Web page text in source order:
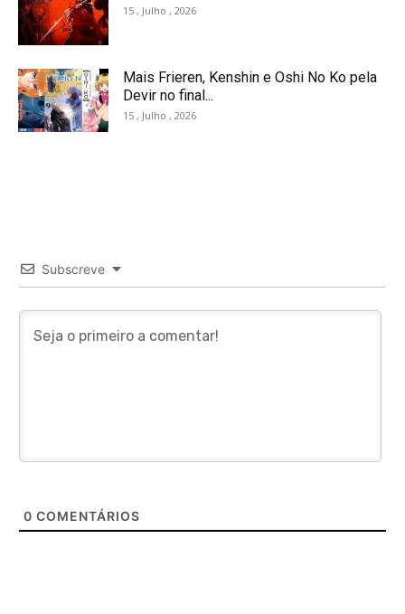
15 , Julho , 2026
Mais Frieren, Kenshin e Oshi No Ko pela
Devir no final...
15 , Julho , 2026
Subscreve
0 COMENTÁRIOS